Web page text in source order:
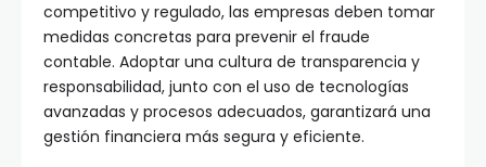
competitivo y regulado, las empresas deben tomar
medidas concretas para prevenir el fraude
contable. Adoptar una cultura de transparencia y
responsabilidad, junto con el uso de tecnologías
avanzadas y procesos adecuados, garantizará una
gestión financiera más segura y eficiente.